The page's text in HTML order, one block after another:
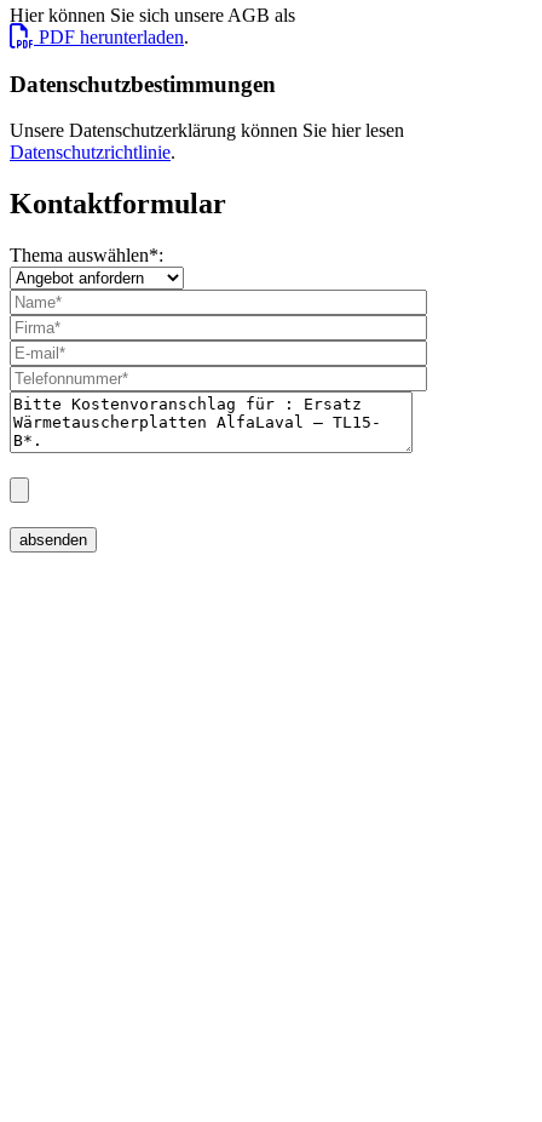
Hier können Sie sich unsere AGB als
PDF herunterladen.
Datenschutzbestimmungen
Unsere Datenschutzerklärung können Sie hier lesen
Datenschutzrichtlinie.
Kontaktformular
Thema auswählen*: